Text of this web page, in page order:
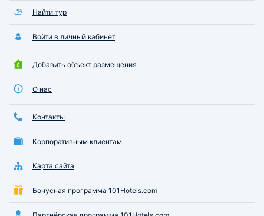
Найти тур
Войти в личный кабинет
Добавить объект размещения
О нас
Контакты
Корпоративным клиентам
Карта сайта
Бонусная программа 101Hotels.com